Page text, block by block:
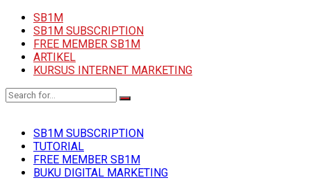
SB1M
SB1M SUBSCRIPTION
FREE MEMBER SB1M
ARTIKEL
KURSUS INTERNET MARKETING
SB1M SUBSCRIPTION
TUTORIAL
FREE MEMBER SB1M
BUKU DIGITAL MARKETING